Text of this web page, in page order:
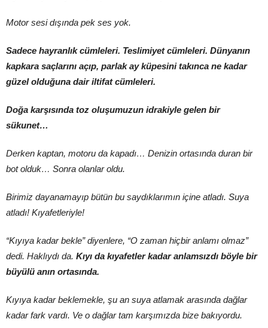
Motor sesi dışında pek ses yok.
Sadece hayranlık cümleleri. Teslimiyet cümleleri. Dünyanın
kapkara saçlarını açıp, parlak ay küpesini takınca ne kadar
güzel olduğuna dair iltifat cümleleri.
Doğa karşısında toz oluşumuzun idrakiyle gelen bir
sükunet…
Derken kaptan, motoru da kapadı… Denizin ortasında duran bir
bot olduk… Sonra olanlar oldu.
Birimiz dayanamayıp bütün bu saydıklarımın içine atladı. Suya
atladı! Kıyafetleriyle!
“Kıyıya kadar bekle” diyenlere, “O zaman hiçbir anlamı olmaz”
dedi. Haklıydı da. Kıyı da kıyafetler kadar anlamsızdı böyle bir
büyülü anın ortasında.
Kıyıya kadar beklemekle, şu an suya atlamak arasında dağlar
kadar fark vardı. Ve o dağlar tam karşımızda bize bakıyordu.